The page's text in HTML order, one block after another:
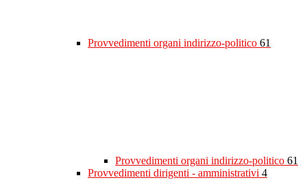
Provvedimenti organi indirizzo-politico 61
Provvedimenti organi indirizzo-politico 61
Provvedimenti dirigenti - amministrativi 4